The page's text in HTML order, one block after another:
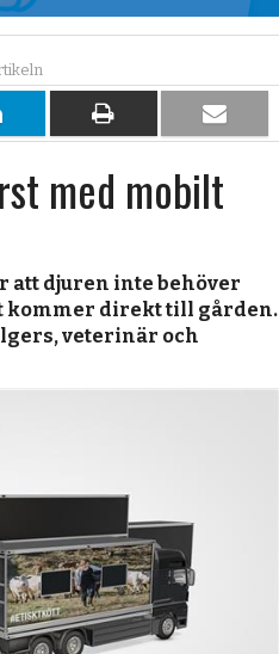
Dela
på
LinkedIn
Dela
på
papper
Dela
per
med mobilt
att djuren inte behöver
kommer direkt till gården.
veterinär och